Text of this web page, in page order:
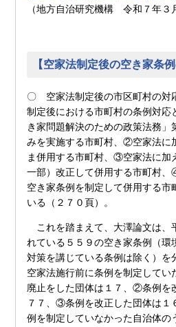
（地方自治研究機構 令和７年３
【空家法制定後の空き家条例
〇 空家法制定後の市区町村の対
制定後における市町村の条例対応
き家問題解決のための政策法務
みを実施する市町村、②空家法に
ま併用する市町村、③空家法に加
一部）改正して併用する市町村
空き家条例を制定して併用する市
いる（２７０頁）。
これを踏まえて、大澤論文は、
れている５５９の空き家条例（環
対策を講じている条例は除く）を
空家法施行前に条例を制定して
廃止をした団体は１７、②条例を
７７、③条例を改正した団体は１
例を制定していなかった自治体